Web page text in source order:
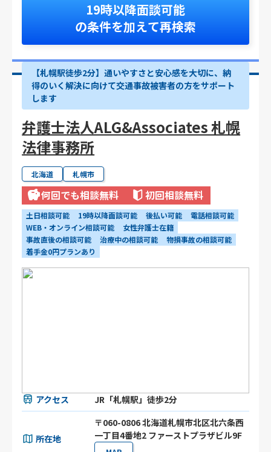
19時以降面談可能
の条件を加えて再検索
【札幌駅徒歩2分】通いやすさと安心感を大切に、納
得のいく解決に向けて交通事故被害者の方をサポート
します
弁護士法人ALG&Associates 札幌
法律事務所
北海道 札幌市
何回でも相談無料 初回相談無料
土日相談可能 19時以降面談可能 後払い可能
電話相談可能
WEB・オンライン相談可能
女性弁護士在籍
事故直後の相談可能
治療中の相談可能
物損事故の相談可能
着手金0円プランあり
アクセス JR「札幌駅」徒歩2分
所在地
〒060-0806 北海道札幌市北区北六条⻄
⼀丁目4番地2 ファーストプラザビル9F